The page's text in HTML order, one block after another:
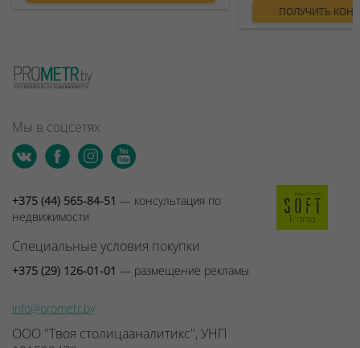
ПОЛУЧИТЬ
Мы в соцсетях
+375 (44) 565-84-51 — консультация по
недвижимости
Специальные условия покупки
+375 (29) 126-01-01 — размещение рекламы
info@prometr.by
ООО "Твоя столицааналитикс", УНП